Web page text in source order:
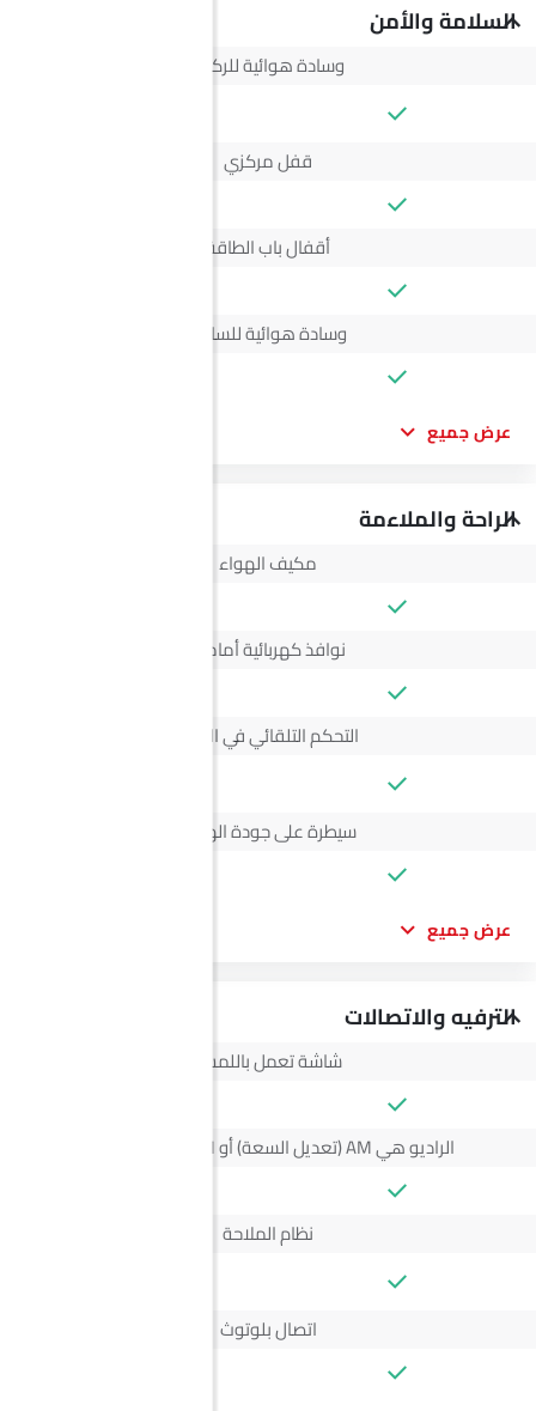
السلامة والأمن
وسادة هوائية للركاب
قفل مركزي
أقفال باب الطاقة
وسادة هوائية للسائق
عرض جميع
الراحة والملاءمة
مكيف الهواء
نوافذ كهربائية أمامية
التحكم التلقائي في المناخ
سيطرة على جودة الهواء
عرض جميع
الترفيه والاتصالات
شاشة تعمل باللمس
الراديو هي AM (تعديل السعة) أو FM (تضمين التردد)،
نظام الملاحة
اتصال بلوتوث